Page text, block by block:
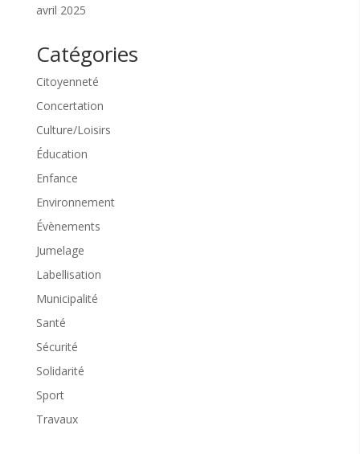
avril 2025
Catégories
Citoyenneté
Concertation
Culture/Loisirs
Éducation
Enfance
Environnement
Évènements
Jumelage
Labellisation
Municipalité
Santé
Sécurité
Solidarité
Sport
Travaux